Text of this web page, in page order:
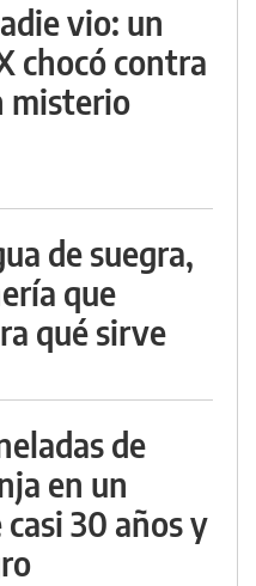
vio: un
chocó contra
misterio
de suegra,
que
qué sirve
de
en un
casi 30 años y